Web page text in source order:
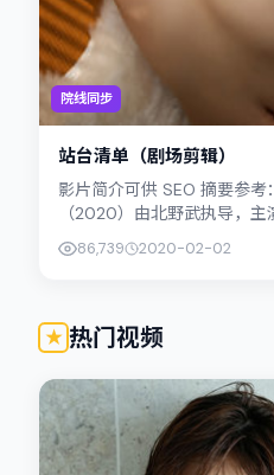
院线同步
站台清单（剧场剪辑）
影片简介可供 SEO 摘要参考
（2020）由北野武执导，
锚定日本（东京）的社会议题
86,739 2020-02-02
热门视频